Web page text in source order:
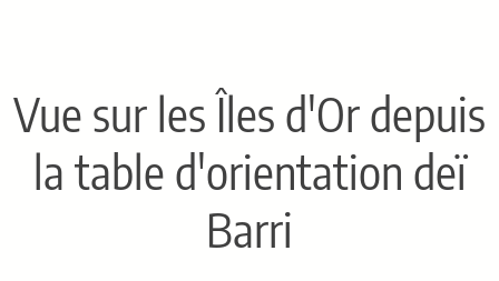
Vue sur les Îles d'Or depuis
la table d'orientation deï
Barri